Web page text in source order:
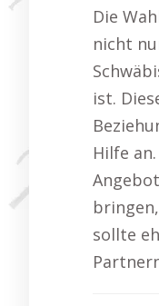
Die
nicht
ist.
Hilfe
sollte